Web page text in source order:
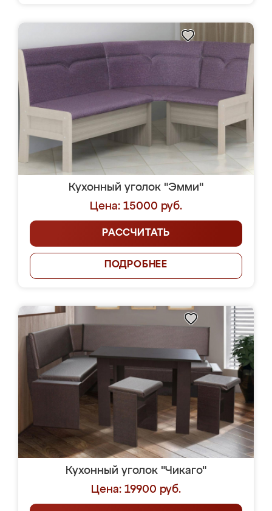
Кухонный уголок "Эмми"
Цена: 15000 руб.
РАССЧИТАТЬ
ПОДРОБНЕЕ
Кухонный уголок "Чикаго"
Цена: 19900 руб.